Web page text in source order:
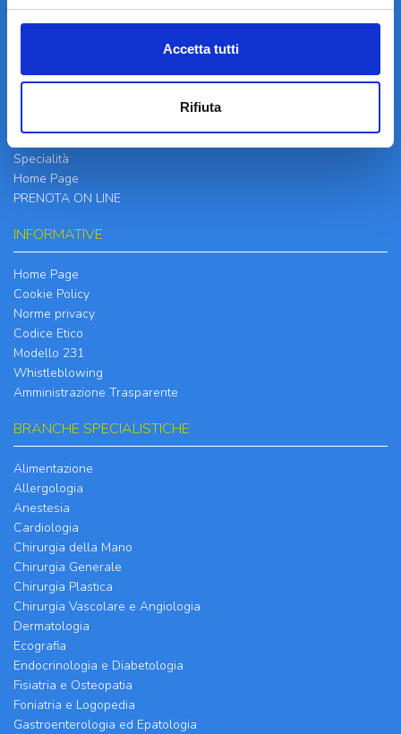
Accetta tutti
Rifiuta
Il Centro
Specialità
Home Page
PRENOTA ON LINE
INFORMATIVE
Home Page
Cookie Policy
Norme privacy
Codice Etico
Modello 231
Whistleblowing
Amministrazione Trasparente
BRANCHE SPECIALISTICHE
Alimentazione
Allergologia
Anestesia
Cardiologia
Chirurgia della Mano
Chirurgia Generale
Chirurgia Plastica
Chirurgia Vascolare e Angiologia
Dermatologia
Ecografia
Endocrinologia e Diabetologia
Fisiatria e Osteopatia
Foniatria e Logopedia
Gastroenterologia ed Epatologia